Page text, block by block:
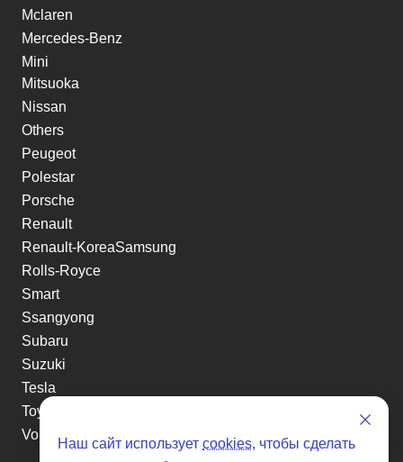
Mclaren
Mercedes-Benz
Mini
Mitsuoka
Nissan
Others
Peugeot
Polestar
Porsche
Renault
Renault-KoreaSamsung
Rolls-Royce
Smart
Ssangyong
Subaru
Suzuki
Tesla
Toyota
Volkswagen
Наш сайт использует cookies, чтобы сделать